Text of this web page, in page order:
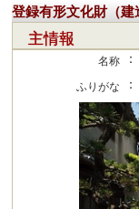
登録有形文化財（建
主情報
名称 ：
ふりがな ：